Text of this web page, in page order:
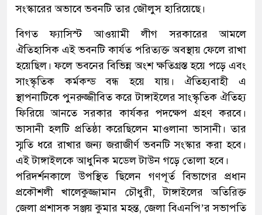
সংস্কারের অভাবে ভবনটি তার জৌলুস হারিয়েছে।
বিগত ফ্যাসিস্ট আওয়ামী লীগ সরকারের আমলে
ঐতিহাসিক এই ভবনটি কার্যত পরিত্যক্ত অবস্থায় ফেলে রাখা
হয়েছিল। ফলে ভবনের বিভিন্ন অংশ ক্ষতিগ্রস্ত হয়ে পড়ে এবং
সাংস্কৃতিক কর্মকন্ড বন্ধ হয়ে যায়। ঐতিহ্যবাহী এ
স্থাপনাটিকে পুনরুজ্জীবিত করে টাঙ্গাইলের সাংস্কৃতিক ঐতিহ্য
ফিরিয়ে আনতে সরকার কার্যকর পদক্ষেপ গ্রহণ করবে।
ভাসানী হলটি প্রতিষ্ঠা করেছিলেন মাওলানা ভাসানী। তার
স্মৃতি ধরে রাখার জন্য জরাজীর্ণ ভবনটি সংস্কার করা হবে।
এই টাঙ্গাইলকে আধুনিক মডেল টাউন গড়ে তোলা হবে।
পরিদর্শনকালে উপস্থিত ছিলেন গণপূর্ত বিভাগের প্রধান
প্রকৌশলী খালেকুজ্জামান চৌধুরী, টাঙ্গাইলের অতিরিক্ত
জেলা প্রশাসক সঞ্জয় কুমার মহন্ত, জেলা বিএনপি’র সভাপতি